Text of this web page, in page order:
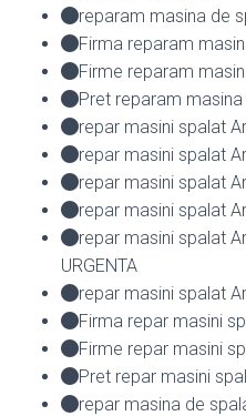
reparam masina de
Firma reparam
Firme reparam
Pret reparam
repar masini spalat
repar masini spalat
repar masini spalat
repar masini spalat
repar masini spalat
URGENTA
repar masini spalat
Firma repar masini
Firme repar masini
Pret repar masini
repar masina de